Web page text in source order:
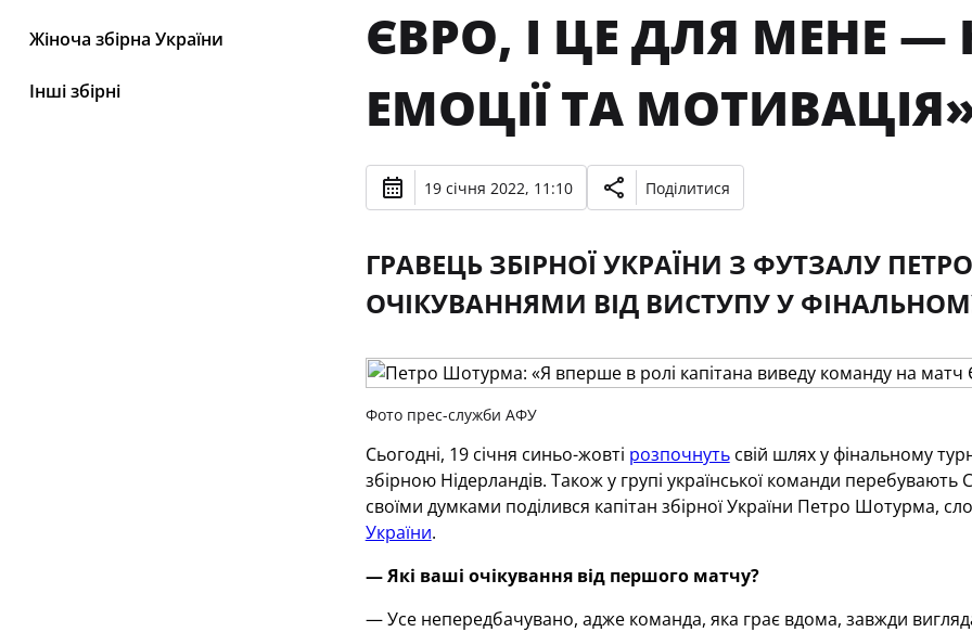
Жіноча збірна України
Інші збірні
ЄВРО, І ЦЕ ДЛЯ МЕНЕ —
ЕМОЦІЇ ТА
19 січня 2022, 11:10 Поділитися
ГРАВЕЦЬ ЗБІРНОЇ УКРАЇНИ З ФУТЗАЛУ
ОЧІКУВАННЯМИ ВІД ВИСТУПУ У
Фото прес-служби АФУ
Сьогодні, 19 січня синьо-жовті розпочнутьсвій шлях у фінальному
збірною Нідерландів. Також у групі української команди
своїми думками поділився капітан збірної України Петро Шотурма,
України.
— Які ваші очікування від першого матчу?
— Усе непередбачувано, адже команда, яка грає вдома, завжди